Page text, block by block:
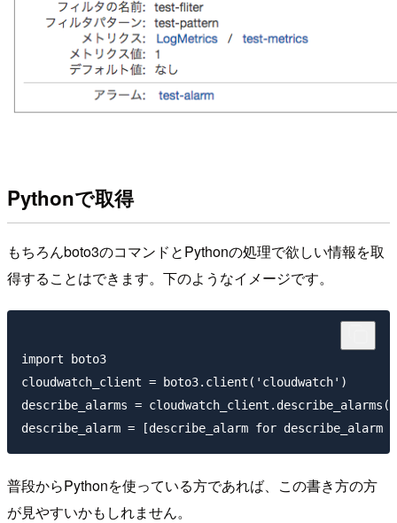
Pythonで取得
もちろんboto3のコマンドとPythonの処理で欲しい情報を取
得することはできます。下のようなイメージです。
import boto3
cloudwatch_client = boto3.client('cloudwatch')
describe_alarms = cloudwatch_client.describe_alarms()
普段からPythonを使っている方であれば、この書き方の方
が見やすいかもしれません。